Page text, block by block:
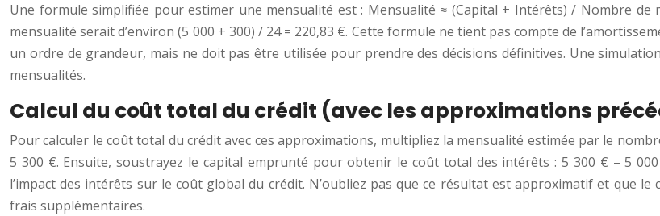
Une formule simplifiée pour estimer une mensualité est : Mensualité ≈ (Capital + Intérêts) / Nombre de
mensualité serait d’environ (5 000 + 300) / 24 = 220,83 €. Cette formule ne tient pas compte de
un ordre de grandeur, mais ne doit pas être utilisée pour prendre des décisions définitives. Une
mensualités.
Calcul du coût total du crédit (avec les approximations
Pour calculer le coût total du crédit avec ces approximations, multipliez la mensualité estimée par le
5 300 €. Ensuite, soustrayez le capital emprunté pour obtenir le coût total des intérêts : 5 300 € – 5
l’impact des intérêts sur le coût global du crédit. N’oubliez pas que ce résultat est approximatif et que
frais supplémentaires.